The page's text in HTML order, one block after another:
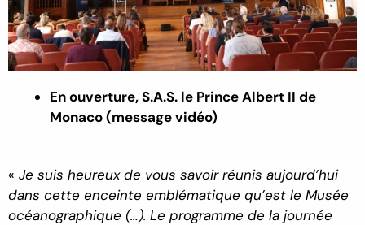
En ouverture, S.A.S. le Prince Albert II de
Monaco (message vidéo)
« Je suis heureux de vous savoir réunis aujourd’hui
dans cette enceinte emblématique qu’est le Musée
océanographique (…). Le programme de la journée